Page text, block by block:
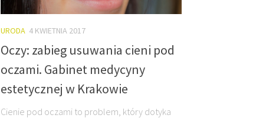
URODA 4 KWIETNIA 2017
Oczy: zabieg usuwania cieni pod
oczami. Gabinet medycyny
estetycznej w Krakowie
Cienie pod oczami to problem, który dotyka